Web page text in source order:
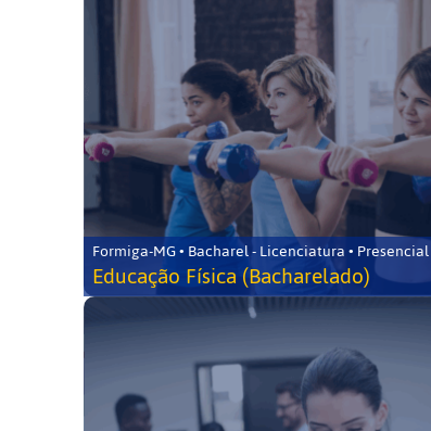
Formiga-MG • Bacharel - Licenciatura • Presencial
Educação Física (Bacharelado)